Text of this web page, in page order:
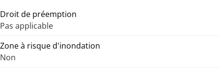
Droit de préemption
Pas applicable
Zone à risque d'inondation
Non